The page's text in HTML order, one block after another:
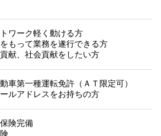
トワーク軽く動ける方
をもって業務を遂行できる方
貢献、社会貢献をしたい方
車第一種運転免許（ＡＴ限定可）
ルアドレスをお持ちの方
保険完備
険